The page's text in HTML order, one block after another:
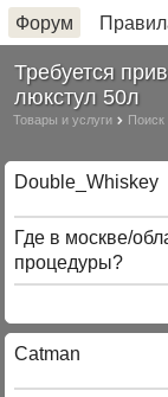
Форум
Требуется
люкстул 50л
Товары и услуги Поиск
Double_Whiskey
Где в москве/
процедуры?
Catman